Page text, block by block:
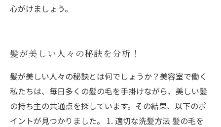
心がけましょう。
髪が美しい人々の秘訣を分析！
髪が美しい人々の秘訣とは何でしょうか？美容室で働く
私たちは、毎日多くの髪の毛を手掛けながら、美しい髪
の持ち主の共通点を探しています。その結果、以下のポ
イントが見つかりました。 1. 適切な洗髪方法 髪の毛を